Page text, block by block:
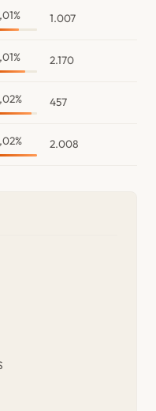
1.007
2.170
457
2.008